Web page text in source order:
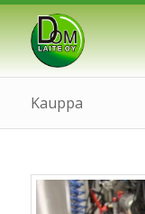
Kauppa